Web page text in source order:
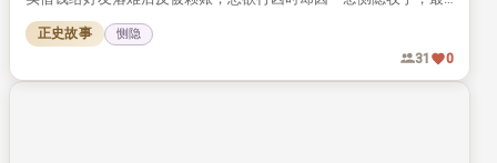
终善恶各得报应。 故事点明核心：善恶只在一念之间，因果报应，
从来毫厘不差。
正史故事 恻隐
31 0